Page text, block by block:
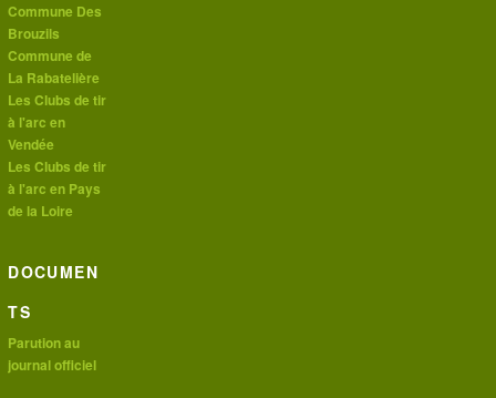
Commune Des
Brouzils
Commune de
La Rabatelière
Les Clubs de tir
à l'arc en
Vendée
Les Clubs de tir
à l'arc en Pays
de la Loire
DOCUMEN
TS
Parution au
journal officiel